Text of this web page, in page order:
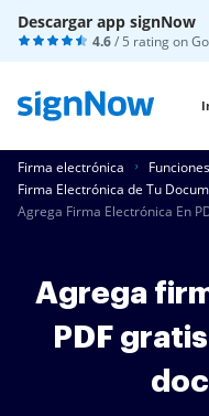
Descargar app signNow
4.6/ 5 rating on
Firma electrónica
Funciones
Firma Electrónica de Tu
Agrega Firma Electrónica En
Agrega
PDF